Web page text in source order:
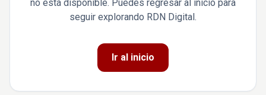
no está disponible. Puedes regresar al inicio para
seguir explorando RDN Digital.
Ir al inicio